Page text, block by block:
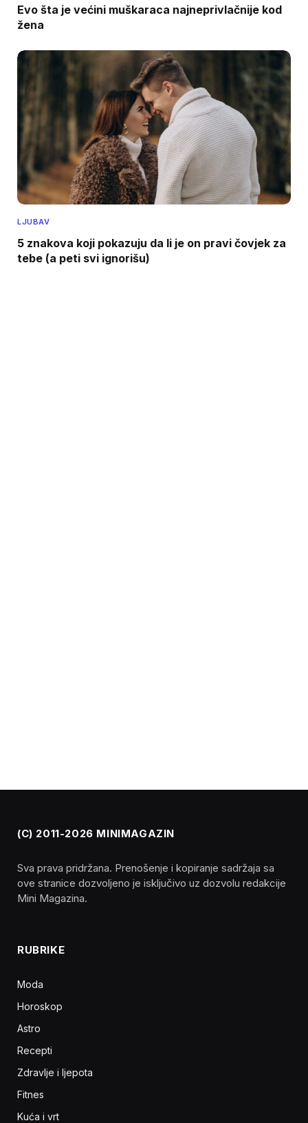
Evo šta je većini muškaraca najneprivlačnije kod
žena
LJUBAV
5 znakova koji pokazuju da li je on pravi čovjek za
tebe (a peti svi ignorišu)
(C) 2011-2026 MINIMAGAZIN
Sva prava pridržana. Prenošenje i kopiranje sadržaja sa
ove stranice dozvoljeno je isključivo uz dozvolu redakcije
Mini Magazina.
RUBRIKE
Moda
Horoskop
Astro
Recepti
Zdravlje i ljepota
Fitnes
Kuća i vrt